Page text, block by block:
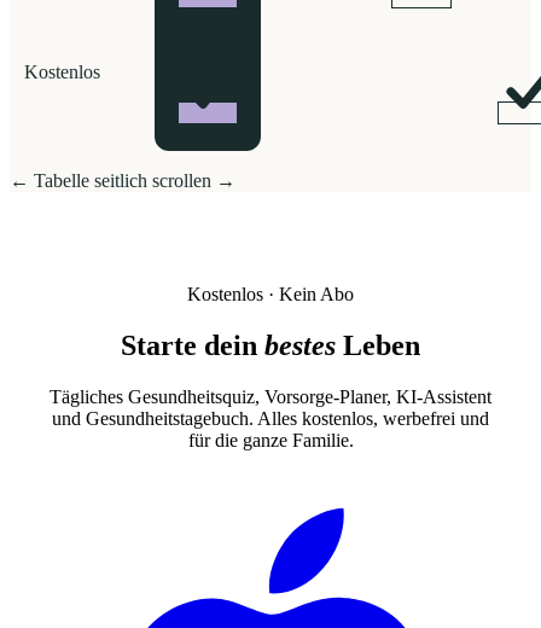
Kostenlos
← Tabelle seitlich scrollen →
Kostenlos · Kein Abo
Starte dein bestes Leben
Tägliches Gesundheitsquiz, Vorsorge-Planer, KI-Assistent
und Gesundheitstagebuch. Alles kostenlos, werbefrei und
für die ganze Familie.